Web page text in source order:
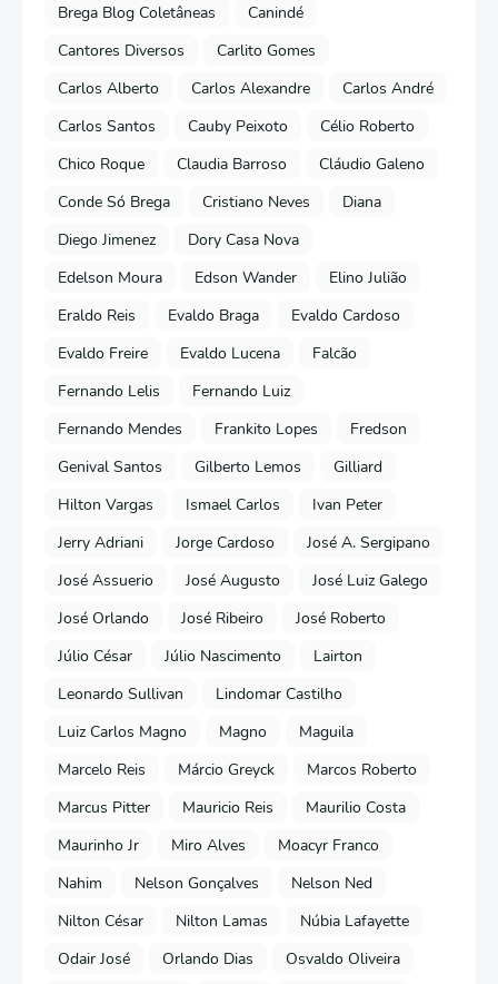
Brega Blog Coletâneas
Canindé
Cantores Diversos
Carlito Gomes
Carlos Alberto
Carlos Alexandre
Carlos André
Carlos Santos
Cauby Peixoto
Célio Roberto
Chico Roque
Claudia Barroso
Cláudio Galeno
Conde Só Brega
Cristiano Neves
Diana
Diego Jimenez
Dory Casa Nova
Edelson Moura
Edson Wander
Elino Julião
Eraldo Reis
Evaldo Braga
Evaldo Cardoso
Evaldo Freire
Evaldo Lucena
Falcão
Fernando Lelis
Fernando Luiz
Fernando Mendes
Frankito Lopes
Fredson
Genival Santos
Gilberto Lemos
Gilliard
Hilton Vargas
Ismael Carlos
Ivan Peter
Jerry Adriani
Jorge Cardoso
José A. Sergipano
José Assuerio
José Augusto
José Luiz Galego
José Orlando
José Ribeiro
José Roberto
Júlio César
Júlio Nascimento
Lairton
Leonardo Sullivan
Lindomar Castilho
Luiz Carlos Magno
Magno
Maguila
Marcelo Reis
Márcio Greyck
Marcos Roberto
Marcus Pitter
Mauricio Reis
Maurilio Costa
Maurinho Jr
Miro Alves
Moacyr Franco
Nahim
Nelson Gonçalves
Nelson Ned
Nilton César
Nilton Lamas
Núbia Lafayette
Odair José
Orlando Dias
Osvaldo Oliveira